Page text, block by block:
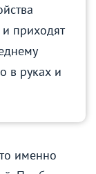
приходят
в руках и
именно